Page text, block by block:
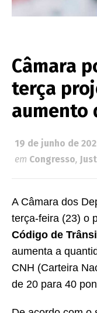
Câmara
terça
aumento
19 de junho de
em Congresso,
A Câmara dos
terça-feira (23) o
Código de
aumenta a
CNH (Carteira
de 20 para 40